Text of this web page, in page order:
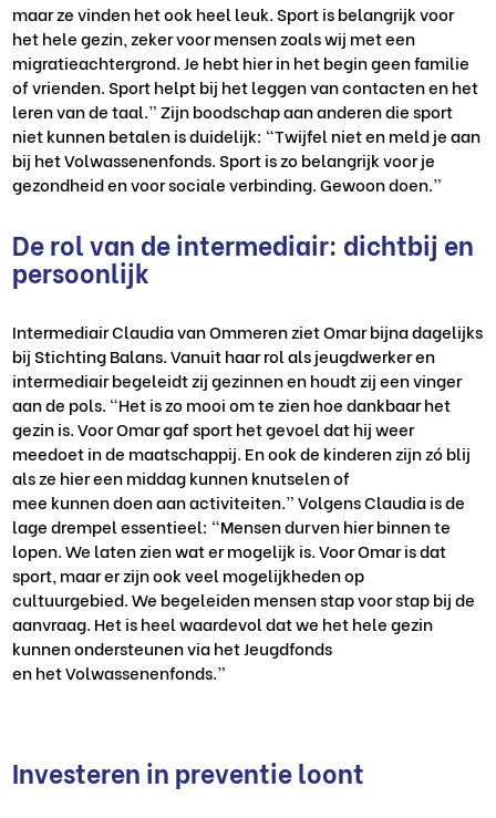
maar ze vinden het ook heel leuk. Sport is belangrijk voor
het hele gezin, zeker voor mensenzoals wij met een
migratieachtergrond. Je hebt hierin het begingeen familie
of vrienden. Sport helpt bij het leggen van contacten en het
leren van de taal.”Zijn boodschap aan anderen die sport
niet kunnen betalen is duidelijk: “Twijfel niet en meld je aan
bij het Volwassenenfonds.Sport iszobelangrijk voor je
gezondheid en voor sociale verbinding. Gewoon doen.”
De rol van de intermediair: dichtbij en
persoonlijk
IntermediairClaudia van Ommeren zietOmarbijna dagelijks
bij Stichting Balans. Vanuit haar rol als jeugdwerker en
intermediair begeleidt zij gezinnen en houdt zij een vinger
aan de pols. “Het is zo mooi om te zien hoe dankbaar het
gezin is. VoorOmargaf sport het gevoel dat hij weer
meedoet in de maatschappij. En ook de kinderen zijn zó blij
als ze hier een middag kunnen knutselen of
mee kunnendoen aan activiteiten.”Volgens Claudia is de
lage drempel essentieel: “Mensen durvenhier binnente
lopen. We laten zien wat er mogelijk is. VoorOmaris dat
sport, maar er zijn ook veel mogelijkheden op
cultuurgebied. We begeleidenmensenstap voor stapbij de
aanvraag. Het is heel waardevol dat we het hele gezin
kunnen ondersteunen via het Jeugdfonds
enhetVolwassenenfonds.”
Investeren in preventie loont